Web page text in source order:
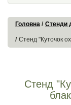
Головна Стенди
Стенд "Куточок
Стенд